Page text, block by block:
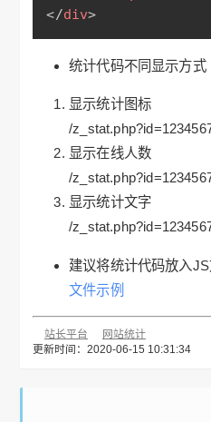
</div>
统计代码不同显示方式
显示统计图标
/
显示在线人数
/
显示统计文字
/
建议将统计代码放入
文件示例
站长平台
网站统计
更新时间：2020-06-15 10:31:34